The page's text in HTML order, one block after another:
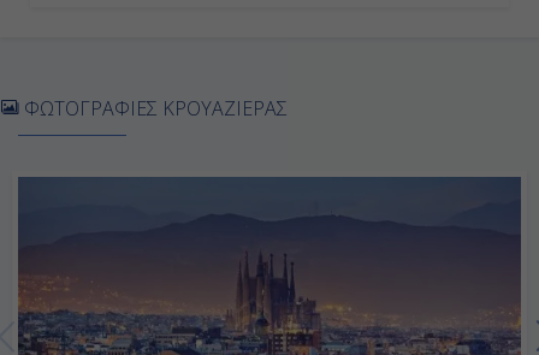
Σάντα Κρουζ-Τενερίφη (Κανάρια
Ημέρα 7η
ΦΩΤΟΓΡΑΦΙΕΣ ΚΡΟΥΑΖΙΕΡΑΣ